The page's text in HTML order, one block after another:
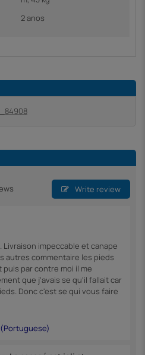
2 anos
Write review
Livraison impeccable et canape
autres commentaire les pieds
par contre moi il me
que j'avais se qu'il fallait car
Donc c'est se qui vous faire